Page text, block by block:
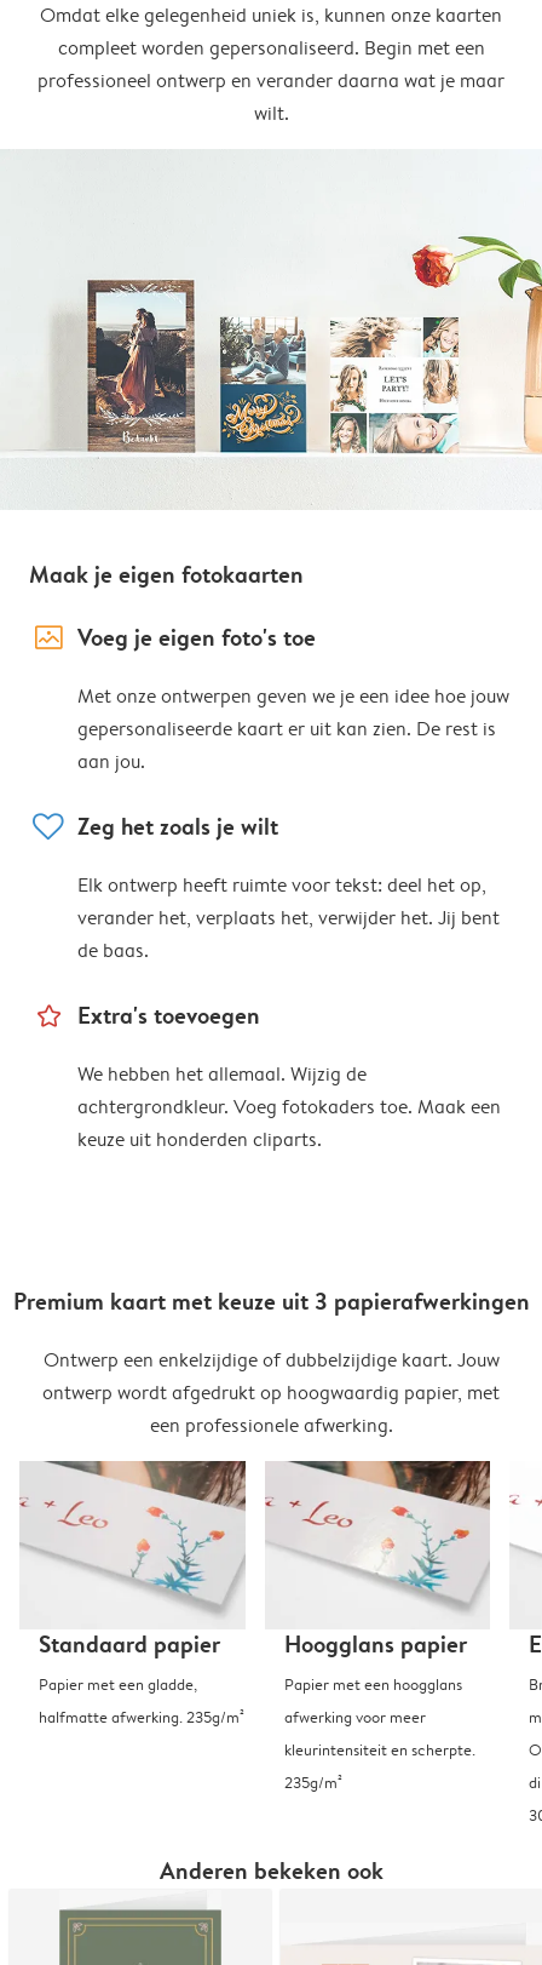
Omdat elke gelegenheid uniek is, kunnen onze kaarten
compleet worden gepersonaliseerd. Begin met een
professioneel ontwerp en verander daarna wat je maar
wilt.
Maak je eigen fotokaarten
image_placeholder Voeg je eigen foto's toe
Met onze ontwerpen geven we je een idee hoe jouw
gepersonaliseerde kaart er uit kan zien. De rest is
aan jou.
heart Zeg het zoals je wilt
Elk ontwerp heeft ruimte voor tekst: deel het op,
verander het, verplaats het, verwijder het. Jij bent
de baas.
star_outline Extra's toevoegen
We hebben het allemaal. Wijzig de
achtergrondkleur. Voeg fotokaders toe. Maak een
keuze uit honderden cliparts.
Premium kaart met keuze uit 3 papierafwerkingen
Ontwerp een enkelzijdige of dubbelzijdige kaart. Jouw
ontwerp wordt afgedrukt op hoogwaardig papier, met
een professionele afwerking.
Standaard papier
Papier met een gladde,
halfmatte afwerking. 235g/m²
Hoogglans papier
Papier met een hoogglans
afwerking voor meer
kleurintensiteit en scherpte.
235g/m²
Anderen bekeken ook